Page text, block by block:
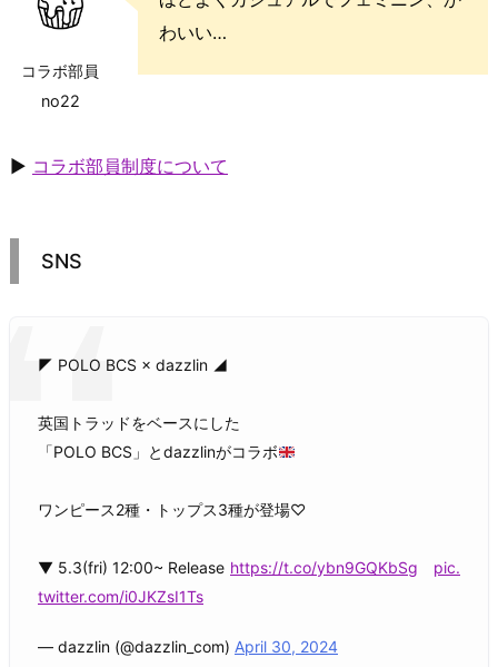
コラボ部員
no22
わいい…
▶ コラボ部員制度について
SNS
◤ POLO BCS × dazzlin ◢
英国トラッドをベースにした
「POLO BCS」とdazzlinがコラボ
ワンピース2種・トップス3種が登場♡
▼ 5.3(fri) 12:00~ Release https://t.co/ybn9GQKbSg
pic.
twitter.com/i0JKZsI1Ts
— dazzlin (@dazzlin_com) April 30, 2024